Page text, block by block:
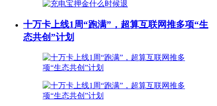
十万卡上线1周“跑满”，超算互联网推多项“生
态共创”计划